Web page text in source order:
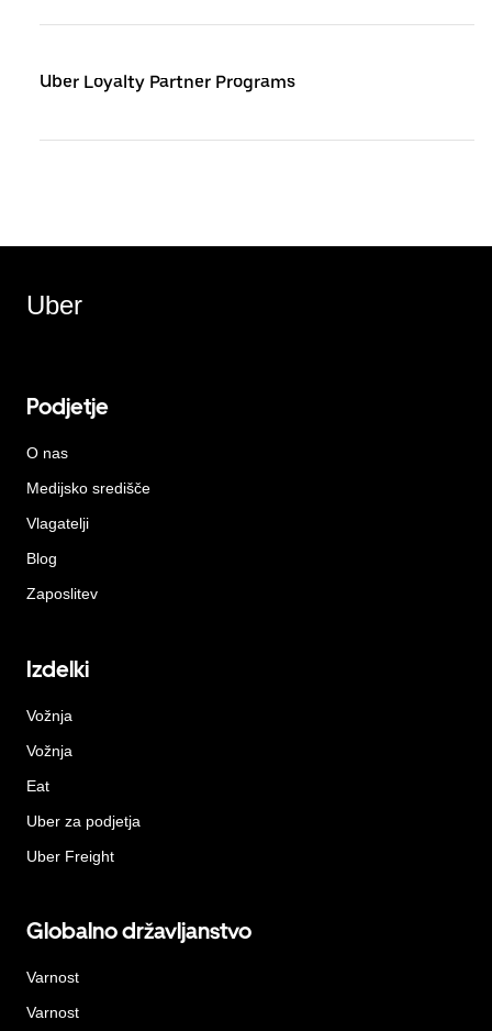
Uber Loyalty Partner Programs
Uber
Podjetje
O nas
Medijsko središče
Vlagatelji
Blog
Zaposlitev
Izdelki
Vožnja
Vožnja
Eat
Uber za podjetja
Uber Freight
Globalno državljanstvo
Varnost
Varnost